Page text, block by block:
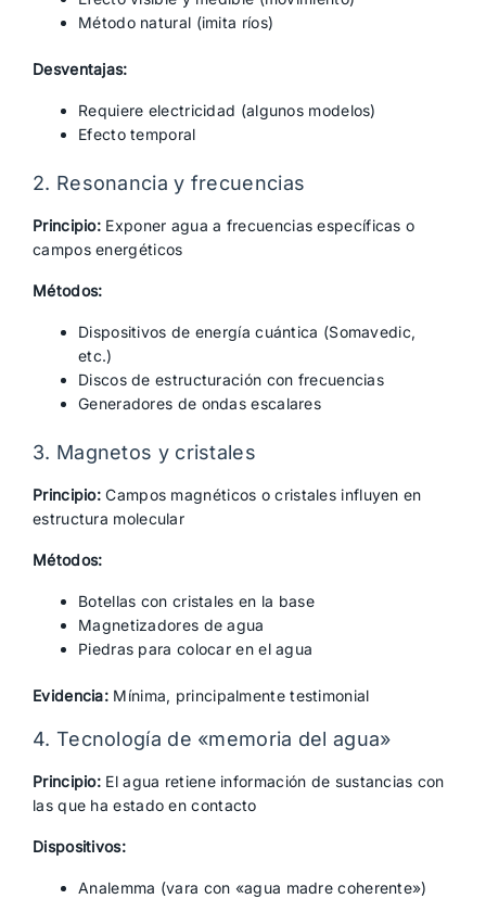
Método natural (imita ríos)
Desventajas:
Requiere electricidad (algunos modelos)
Efecto temporal
2. Resonancia y frecuencias
Principio: Exponer agua a frecuencias específicas o
campos energéticos
Métodos:
Dispositivos de energía cuántica (Somavedic,
etc.)
Discos de estructuración con frecuencias
Generadores de ondas escalares
3. Magnetos y cristales
Principio: Campos magnéticos o cristales influyen en
estructura molecular
Métodos:
Botellas con cristales en la base
Magnetizadores de agua
Piedras para colocar en el agua
Evidencia: Mínima, principalmente testimonial
4. Tecnología de «memoria del agua»
Principio: El agua retiene información de sustancias con
las que ha estado en contacto
Dispositivos:
Analemma (vara con «agua madre coherente»)